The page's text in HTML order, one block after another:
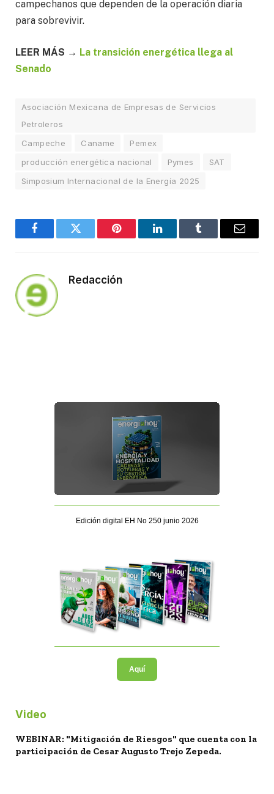
campechanos que dependen de la operación diaria
para sobrevivir.
LEER MÁS → La transición energética llega al
Senado
Asociación Mexicana de Empresas de Servicios
Petroleros
Campeche
Caname
Pemex
producción energética nacional
Pymes
SAT
Simposium Internacional de la Energía 2025
FacebookTwitter Pinterest LinkedInTumblr Email
Redacción
Edición digital EH No 250 junio 2026
Aquí
Video
WEBINAR: "Mitigación de Riesgos" que cuenta con la
participación de Cesar Augusto Trejo Zepeda.